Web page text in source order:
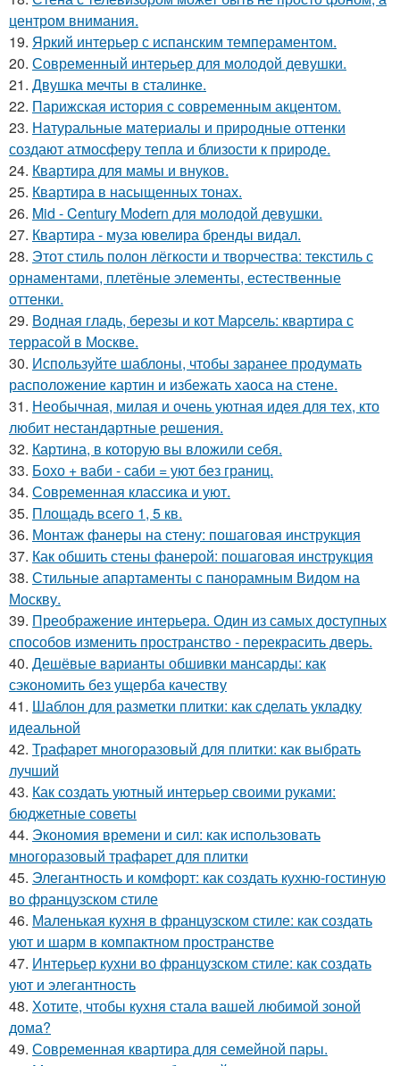
центром внимания.
19. Яркий интерьер с испанским темпераментом.
20. Современный интерьер для молодой девушки.
21. Двушка мечты в сталинке.
22. Парижская история с современным акцентом.
23. Натуральные материалы и природные оттенки
создают атмосферу тепла и близости к природе.
24. Квартира для мамы и внуков.
25. Квартира в насыщенных тонах.
26. Mid - Century Modern для молодой девушки.
27. Квартира - муза ювелира бренды видал.
28. Этот стиль полон лёгкости и творчества: текстиль с
орнаментами, плетёные элементы, естественные
оттенки.
29. Водная гладь, березы и кот Марсель: квартира с
террасой в Москве.
30. Используйте шаблоны, чтобы заранее продумать
расположение картин и избежать хаоса на стене.
31. Необычная, милая и очень уютная идея для тех, кто
любит нестандартные решения.
32. Картина, в которую вы вложили себя.
33. Бохо + ваби - саби = уют без границ.
34. Современная классика и уют.
35. Площадь всего 1, 5 кв.
36. Монтаж фанеры на стену: пошаговая инструкция
37. Как обшить стены фанерой: пошаговая инструкция
38. Стильные апартаменты с панорамным Видом на
Москву.
39. Преображение интерьера. Один из самых доступных
способов изменить пространство - перекрасить дверь.
40. Дешёвые варианты обшивки мансарды: как
сэкономить без ущерба качеству
41. Шаблон для разметки плитки: как сделать укладку
идеальной
42. Трафарет многоразовый для плитки: как выбрать
лучший
43. Как создать уютный интерьер своими руками:
бюджетные советы
44. Экономия времени и сил: как использовать
многоразовый трафарет для плитки
45. Элегантность и комфорт: как создать кухню-гостиную
во французском стиле
46. Маленькая кухня в французском стиле: как создать
уют и шарм в компактном пространстве
47. Интерьер кухни во французском стиле: как создать
уют и элегантность
48. Хотите, чтобы кухня стала вашей любимой зоной
дома?
49. Современная квартира для семейной пары.